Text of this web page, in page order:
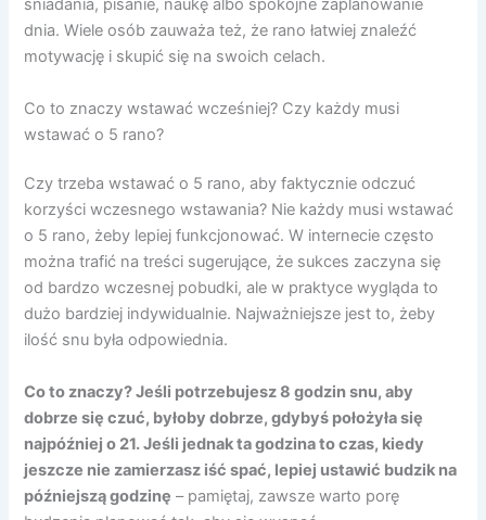
śniadania, pisanie, naukę albo spokojne zaplanowanie
dnia. Wiele osób zauważa też, że rano łatwiej znaleźć
motywację i skupić się na swoich celach.
Co to znaczy wstawać wcześniej? Czy każdy musi
wstawać o 5 rano?
Czy trzeba wstawać o 5 rano, aby faktycznie odczuć
korzyści wczesnego wstawania? Nie każdy musi wstawać
o 5 rano, żeby lepiej funkcjonować. W internecie często
można trafić na treści sugerujące, że sukces zaczyna się
od bardzo wczesnej pobudki, ale w praktyce wygląda to
dużo bardziej indywidualnie. Najważniejsze jest to, żeby
ilość snu była odpowiednia.
Co to znaczy? Jeśli potrzebujesz 8 godzin snu, aby
dobrze się czuć, byłoby dobrze, gdybyś położyła się
najpóźniej o 21. Jeśli jednak ta godzina to czas, kiedy
jeszcze nie zamierzasz iść spać, lepiej ustawić budzik na
późniejszą godzinę – pamiętaj, zawsze warto porę